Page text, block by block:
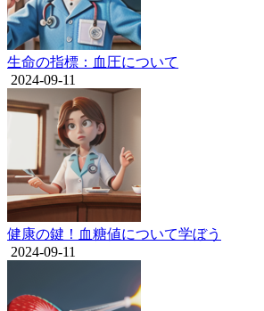
生命の指標：血圧について
2024-09-11
健康の鍵！血糖値について学ぼう
2024-09-11